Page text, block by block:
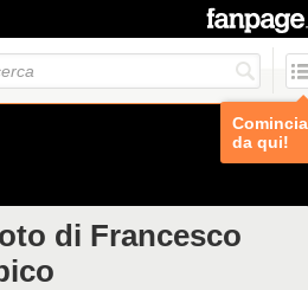
Comincia
da qui!
di Francesco